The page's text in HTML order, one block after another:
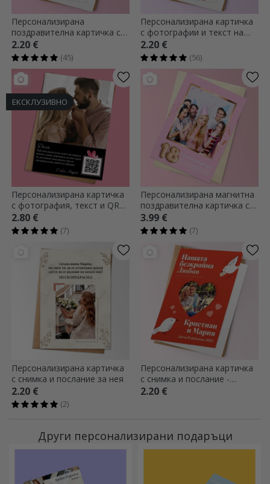
Персонализирана
поздравителна картичка с
снимка и текст -
Елегантност
2.20 €
(45)
Персонализирана картичка
с фотографии и текст на
гърба
2.20 €
(56)
ЕКСКЛУЗИВНО
Персонализирана картичка
с фотография, текст и QR
код - Любов
2.80 €
(7)
Персонализирана магнитна
поздравителна картичка с
снимка, номер и послание
за рожден ден
3.99 €
(7)
Персонализирана картичка
с снимка и послание за нея
2.20 €
(2)
Персонализирана картичка
с снимка и послание -
Нашата безкрайна любов
2.20 €
Други персонализирани подаръци